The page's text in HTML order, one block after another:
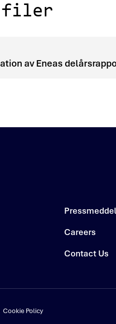
filer
av Eneas
Careers
Contact Us
Cookie Policy